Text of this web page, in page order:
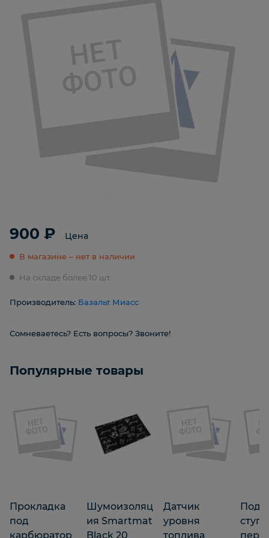
900 ₽ Цена
В магазине – нет в наличии
На складе более 10 шт.
Производитель: Базальт Миасс
Сомневаетесь? Есть вопросы? Звоните!
Популярные товары
Прокладка
под
карбюратор
Шумоизоляц
ия Smartmat
Black 20
Датчик
уровня
топлива